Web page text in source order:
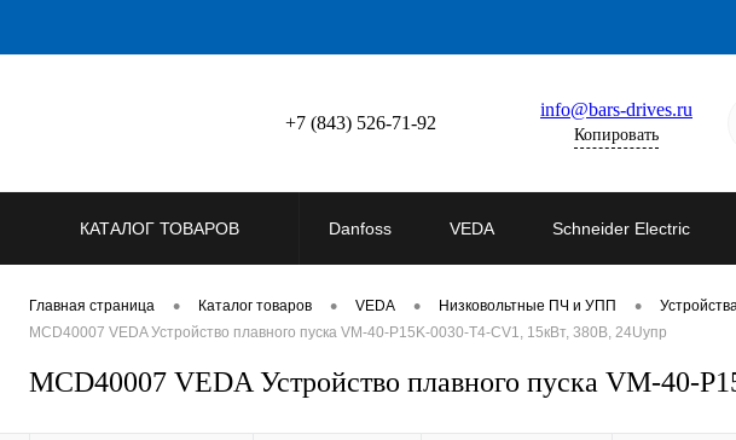
+7 (843) 526-71-92
info@bars-drives.ru
Копировать
КАТАЛОГ ТОВАРОВ Danfoss VEDA Schneider Electric
Главная страница • Каталог товаров • VEDA • Низковольтные ПЧ и УПП •
MCD40007 VEDA Устройство плавного пуска VM-40-P15K-0030-T4-CV1, 15кВт, 380В, 24Uупр
MCD40007 VEDA Устройство плавного пуска VM-40-